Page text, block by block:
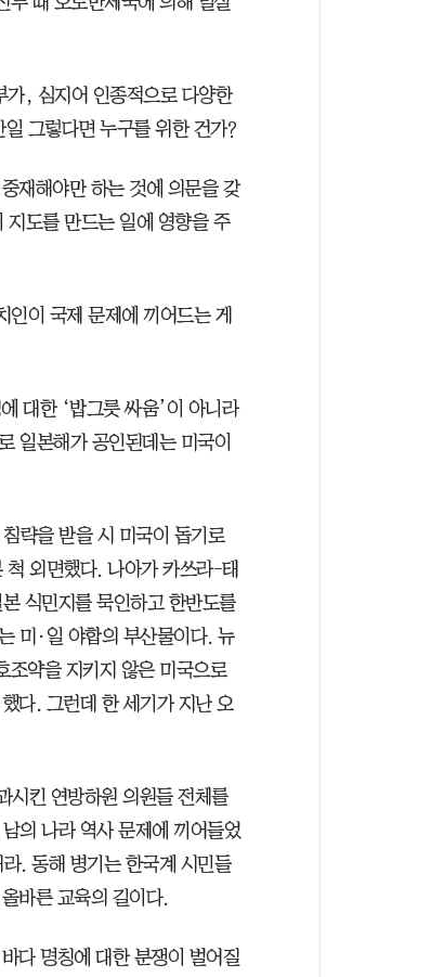
가, 심지어 인종적으로 다양한
그렇다면 누구를 위한 건가?
재해야만 하는 것에 의문을 갖
도를 만드는 일에 영향을 주
이 국제 문제에 끼어드는 게
대한 ‘밥그릇 싸움’이 아니라
일본해가 공인된데는 미국이
략을 받을 시 미국이 돕기로
외면했다. 나아가 카쓰라-태
식민지를 묵인하고 한반도를
미·일 야합의 부산물이다. 뉴
조약을 지키지 않은 미국으로
다. 그런데 한 세기가 지난 오
시킨 연방하원 의원들 전체를
의 나라 역사 문제에 끼어들었
. 동해 병기는 한국계 시민들
바른 교육의 길이다.
다 명칭에 대한 분쟁이 벌어질